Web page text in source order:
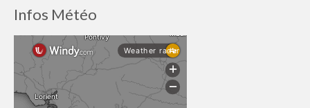
Infos Météo